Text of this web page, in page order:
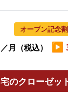
オープン記念
月（税込） ▶
のクローゼッ